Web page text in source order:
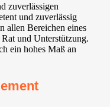
zuverlässigen
und zuverlässig
allen Bereichen eines
und Unterstützung.
ein hohes Maß an